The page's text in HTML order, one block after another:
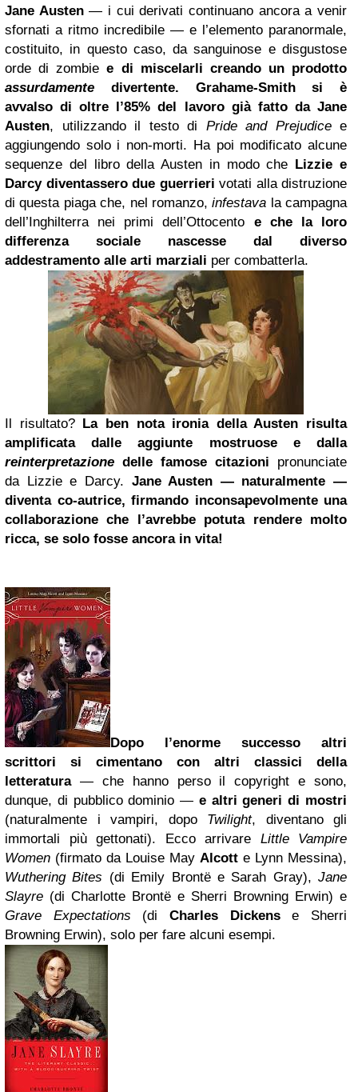
Jane Austen— i cui derivati continuano ancora a venir
sfornati a ritmo incredibile — e l’elemento paranormale,
costituito, in questo caso, da sanguinose e disgustose
orde di zombiee di miscelarli creando un prodotto
assurdamente divertente.
Grahame-Smith si è
avvalso di oltre l’85% del lavoro già fatto da Jane
Austen, utilizzando il testo di Pride and Prejudicee
aggiungendo solo i non-morti. Ha poi modificato alcune
sequenze del libro della Austen in modo che Lizzie e
Darcy diventassero due guerrieri votati alla distruzione
di questa piaga che, nel romanzo, infestava la campagna
dell’Inghilterra nei primi dell’Ottocento e che la loro
differenza sociale nascesse dal diverso
addestramento alle arti marziali per combatterla.
Il risultato?La ben nota ironia della Austen risulta
amplificata dalle aggiunte mostruose e dalla
reinterpretazione delle famose citazioni pronunciate
da Lizzie e Darcy. Jane Austen — naturalmente —
diventa co-autrice, firmando inconsapevolmente una
collaborazione che l’avrebbe potuta rendere molto
ricca, se solo fosse ancora in vita!
Dopo l’enorme successo altri
scrittori si cimentano con altri classici della
letteratura— che hanno perso il copyright e sono,
dunque, di pubblico dominio — e altri generi di mostri
(naturalmente i vampiri, dopo Twilight, diventano gli
immortali più gettonati). Ecco arrivare Little Vampire
Women (firmato da Louise May Alcott e Lynn Messina),
Wuthering Bites (di Emily Brontë e Sarah Gray), Jane
Slayre (di Charlotte Brontë e Sherri Browning Erwin) e
Grave Expectations (diCharles Dickense Sherri
Browning Erwin), solo per fare alcuni esempi.